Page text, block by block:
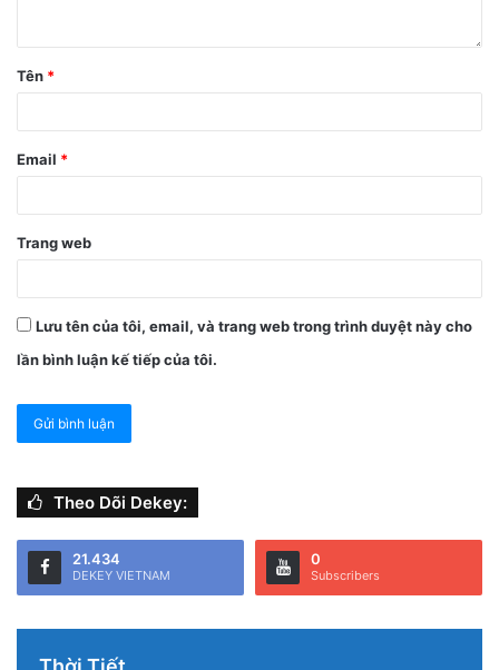
Thêm tài khoản Google lên iPhone.
Khi hoàn tất, người dùng chỉ cần bấm vào tài khoản Google
và lựa chọn những mục cần đồng bộ hóa, ví dụ Calendar
(lịch), Contacts (danh bạ)… Cuối cùng, mọi dữ liệu trên
Tên *
Email *
Trang web
Lưu tên của tôi, email, và trang web trong trình duyệt này cho
lần bình luận kế tiếp của tôi.
Theo Dõi Dekey:
21.434
DEKEY VIETNAM
0
Subscribers